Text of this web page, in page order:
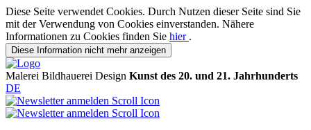
Diese Seite verwendet Cookies. Durch Nutzen dieser Seite sind Sie
mit der Verwendung von Cookies einverstanden. Nähere
Informationen zu Cookies finden Sie hier .
Diese Information nicht mehr anzeigen
Malerei Bildhauerei Design Kunst des 20. und 21. Jahrhunderts
DE